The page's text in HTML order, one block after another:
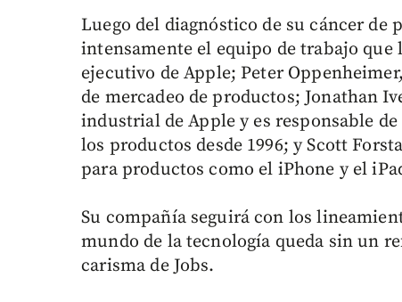
Luego del diagnóstico de su cáncer de
intensamente el equipo de trabajo
ejecutivo de Apple; Peter
de mercadeo de productos; Jonathan
industrial de Apple y es responsable
los productos desde 1996; y Scott
para productos como el iPhone y el
Su compañía seguirá con los
mundo de la tecnología queda sin un
carisma de Jobs.